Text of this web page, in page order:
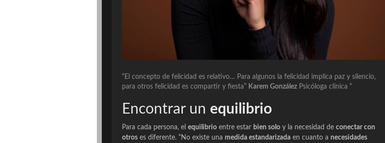
“El concepto de felicidad es relativo… Para algunos la felicidad implica paz y silencio,
para otros felicidad es compartir y fiesta” Karem González Psicóloga clínica “
Encontrar un equilibrio
Para cada persona, el equilibrio entre estar bien solo y la necesidad de conectar con
otros es diferente. “No existe una medida estandarizada en cuanto a necesidades